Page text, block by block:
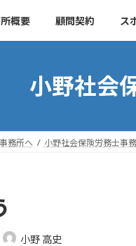
概要 顧問契約 ス
小野社会
務所へ 小野社会保険労務士事
小野 高史